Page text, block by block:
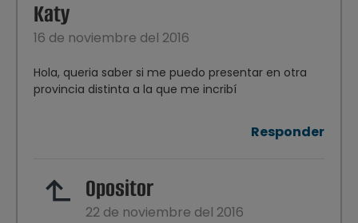
Katy
16 de noviembre del 2016
Hola, queria saber si me puedo presentar en otra
provincia distinta a la que me incribí
Responder
Opositor
22 de noviembre del 2016